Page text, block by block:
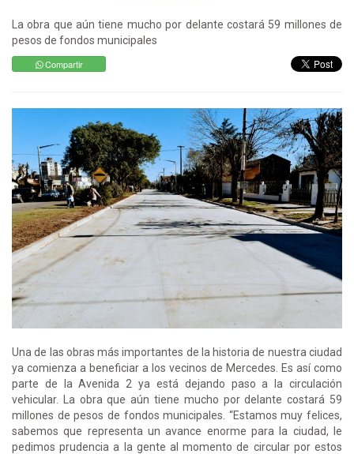
La obra que aún tiene mucho por delante costará 59 millones de
pesos de fondos municipales
Compartir
Una de las obras más importantes de la historia de nuestra ciudad
ya comienza a beneficiar a los vecinos de Mercedes. Es así como
parte de la Avenida 2 ya está dejando paso a la circulación
vehicular. La obra que aún tiene mucho por delante costará 59
millones de pesos de fondos municipales. “Estamos muy felices,
sabemos que representa un avance enorme para la ciudad, le
pedimos prudencia a la gente al momento de circular por estos